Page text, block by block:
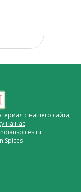
с нашего сайта,
на нас
Spices